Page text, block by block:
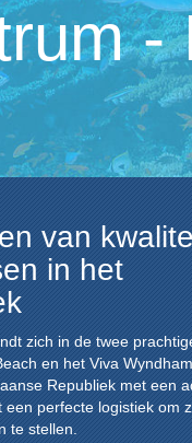
-
van
in het
zich in de twee
en het Viva Wyndham
Republiek met een
perfecte logistiek om
te stellen.